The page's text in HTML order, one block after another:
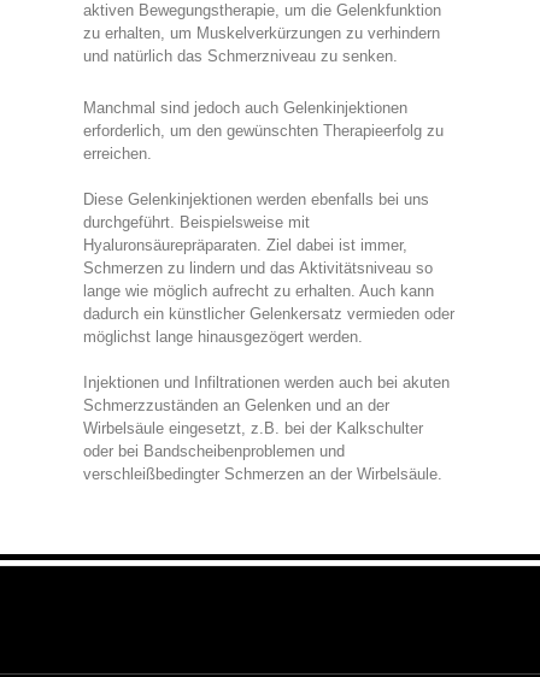
aktiven Bewegungstherapie, um die Gelenkfunktion
zu erhalten, um Muskelverkürzungen zu verhindern
und natürlich das Schmerzniveau zu senken.
Manchmal sind jedoch auch Gelenkinjektionen
erforderlich, um den gewünschten Therapieerfolg zu
erreichen.
Diese Gelenkinjektionen werden ebenfalls bei uns
durchgeführt. Beispielsweise mit
Hyaluronsäurepräparaten. Ziel dabei ist immer,
Schmerzen zu lindern und das Aktivitätsniveau so
lange wie möglich aufrecht zu erhalten. Auch kann
dadurch ein künstlicher Gelenkersatz vermieden oder
möglichst lange hinausgezögert werden.
Injektionen und Infiltrationen werden auch bei akuten
Schmerzzuständen an Gelenken und an der
Wirbelsäule eingesetzt, z.B. bei der Kalkschulter
oder bei Bandscheibenproblemen und
verschleißbedingter Schmerzen an der Wirbelsäule.